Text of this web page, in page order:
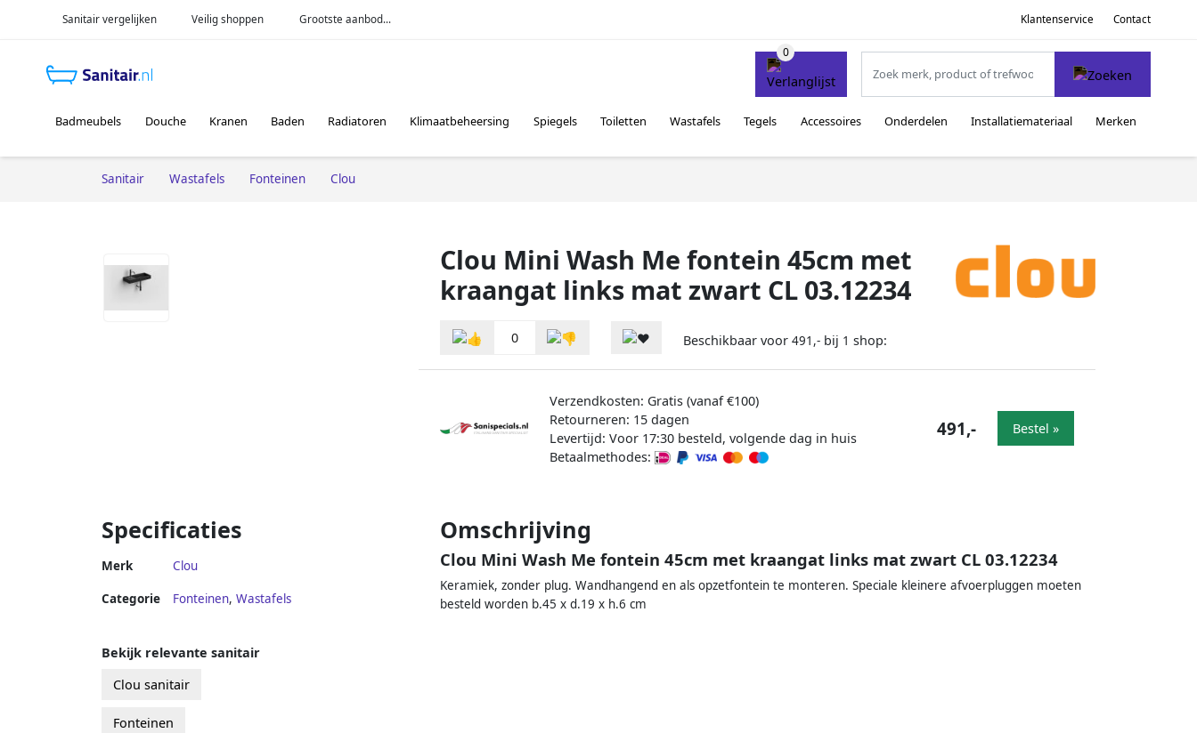
Sanitair vergelijken Veilig shoppen Grootste aanbod... Klantenservice Contact
Badmeubels Douche Kranen Baden Radiatoren Klimaatbeheersing Spiegels Toiletten Wastafels Tegels Accessoires Onderdelen Installatiemateriaal Merken
Sanitair Wastafels Fonteinen Clou
Clou Mini Wash Me fontein 45cm met
kraangat links mat zwart CL 03.12234
0 Beschikbaar voor 491,- bij 1 shop:
Verzendkosten: Gratis (vanaf €100)
Retourneren: 15 dagen
Levertijd: Voor 17:30 besteld, volgende dag in huis
Betaalmethodes:
491,- Bestel »
Specificaties
Merk Clou
Categorie Fonteinen, Wastafels
Omschrijving
Clou Mini Wash Me fontein 45cm met kraangat links mat zwart CL 03.12234
Keramiek, zonder plug. Wandhangend en als opzetfontein te monteren. Speciale kleinere afvoerpluggen moeten
besteld worden b.45 x d.19 x h.6 cm
Bekijk relevante sanitair
Clou sanitair
Fonteinen